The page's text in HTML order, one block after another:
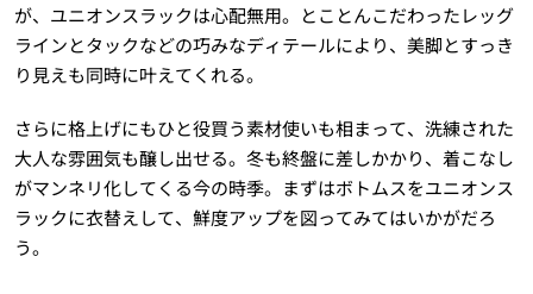
が、ユニオンスラックは心配無用。とことんこだわったレッグ
ラインとタックなどの巧みなディテールにより、美脚とすっき
り見えも同時に叶えてくれる。
さらに格上げにもひと役買う素材使いも相まって、洗練された
大人な雰囲気も醸し出せる。冬も終盤に差しかかり、着こなし
がマンネリ化してくる今の時季。まずはボトムスをユニオンス
ラックに衣替えして、鮮度アップを図ってみてはいかがだろ
う。